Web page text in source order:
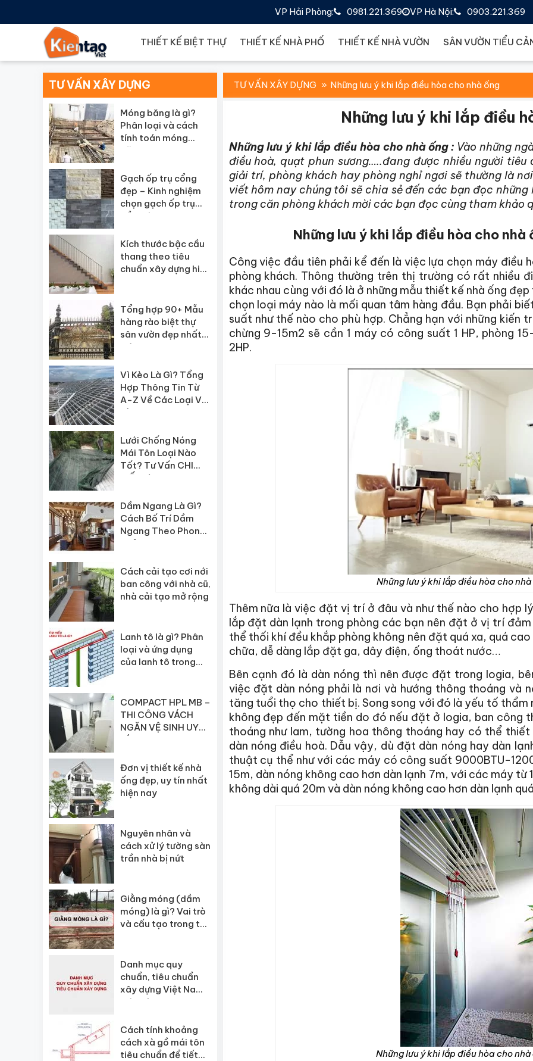
VP Hà Nội: 0903.221.369
VP Hải Phòng: 0981.221.369
THIẾT KẾ BIỆT THỰ THIẾT KẾ NHÀ PHỐ THIẾT KẾ NHÀ VƯỜN SÂN VƯỜN TIỂU
TƯ VẤN XÂY DỰNG Những lưu ý khi lắp điều hòa cho nhà ống
Những lưu ý khi lắp điều
Những lưu ý khi lắp điều hòa cho nhà ống : Vào những
điều hoà, quạt phun sương…..đang được nhiều người
giải trí, phòng khách hay phòng nghỉ ngơi sẽ thường là
viết hôm nay chúng tôi sẽ chia sẻ đến các bạn đọc
trong căn phòng khách mời các bạn đọc cùng tham khảo
Những lưu ý khi lắp điều hòa cho
Công việc đầu tiên phải kể đến là việc lựa chọn máy điều
phòng khách. Thông thường trên thị trường có rất nhiều
khác nhau cùng với đó là ở những mẫu thiết kế nhà ống
chọn loại máy nào là mối quan tâm hàng đầu. Bạn phải
suất như thế nào cho phù hợp. Chẳng hạn với những kiến
chừng 9-15m2 sẽ cần 1 máy có công suất 1 HP, phòng
2HP.
Những lưu ý khi lắp điều hòa cho
Thêm nữa là việc đặt vị trí ở đâu và như thế nào cho hợp
lắp đặt dàn lạnh trong phòng các bạn nên đặt ở vị trí
thể thối khí đều khắp phòng không nên đặt quá xa, quá
chữa, dễ dàng lắp đặt ga, dây điện, ống thoát nước…
Bên cạnh đó là dàn nóng thì nên được đặt trong logia,
việc đặt dàn nóng phải là nơi và hướng thông thoáng và
tăng tuổi thọ cho thiết bị. Song song với đó là yếu tố thẩm
không đẹp đến mặt tiền do đó nếu đặt ở logia, ban công
thoáng như lam, tường hoa thông thoáng hay có thể
dàn nóng điều hoà. Dẫu vậy, dù đặt dàn nóng hay dàn
thuật cụ thể như với các máy có công suất 9000BTU-
15m, dàn nóng không cao hơn dàn lạnh 7m, với các máy
không dài quá 20m và dàn nóng không cao hơn dàn lạnh
Những lưu ý khi lắp điều hòa cho
TƯ VẤN XÂY DỰNG
Móng băng là gì?
Phân loại và cách
tính toán móng
băng
Gạch ốp trụ cổng
đẹp – Kinh nghiệm
chọn gạch ốp trụ
cổng đẹp
Kích thước bậc cầu
thang theo tiêu
chuẩn xây dựng hiện
Tổng hợp 90+ Mẫu
hàng rào biệt thự
sân vườn đẹp nhất
hiện nay
Vì Kèo Là Gì? Tổng
Hợp Thông Tin Từ
A-Z Về Các Loại Vì
Kèo
Lưới Chống Nóng
Mái Tôn Loại Nào
Tốt? Tư Vấn CHI
TIẾT từ A-Z
Dầm Ngang Là Gì?
Cách Bố Trí Dầm
Ngang Theo Phong
Thủy
Cách cải tạo cơi nới
ban công với nhà cũ,
nhà cải tạo mở rộng
Lanh tô là gì? Phân
loại và ứng dụng
của lanh tô trong
COMPACT HPL MB –
THI CÔNG VÁCH
NGĂN VỆ SINH UY
TÍN
Đơn vị thiết kế nhà
ống đẹp, uy tín nhất
hiện nay
Nguyên nhân và
cách xử lý tường sàn
trần nhà bị nứt
Giằng móng (dầm
móng) là gì? Vai trò
và cấu tạo trong thi
Danh mục quy
chuẩn, tiêu chuẩn
xây dựng Việt Nam
hiện hành
Cách tính khoảng
cách xà gồ mái tôn
tiêu chuẩn để tiết